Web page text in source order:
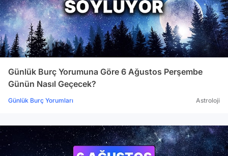
Günlük Burç Yorumuna Göre 6 Ağustos Perşembe
Günün Nasıl Geçecek?
Günlük Burç Yorumları Astroloji